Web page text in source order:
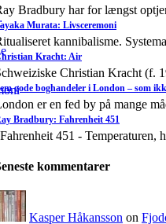
Bradbury har for længst
Murata: Livsceremoni
kannibalisme.
Kracht: Air
Christian Kracht (f.
gode boghandeler i London – som
er en fed by på mange
Bradbury: Fahrenheit 451
451 -
kommentarer
Kasper Håkansson on